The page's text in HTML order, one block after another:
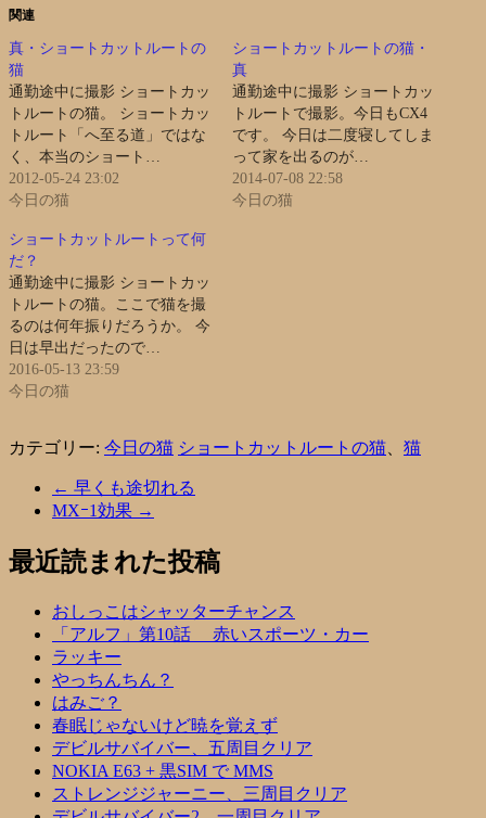
関連
真・ショートカットルートの
猫
通勤途中に撮影 ショートカッ
トルートの猫。 ショートカッ
トルート「へ至る道」ではな
く、本当のショート…
2012-05-24 23:02
今日の猫
ショートカットルートの猫・
真
通勤途中に撮影 ショートカッ
トルートで撮影。今日もCX4
です。 今日は二度寝してしま
って家を出るのが…
2014-07-08 22:58
今日の猫
ショートカットルートって何
だ？
通勤途中に撮影 ショートカッ
トルートの猫。ここで猫を撮
るのは何年振りだろうか。 今
日は早出だったので…
2016-05-13 23:59
今日の猫
カテゴリー: 今日の猫 ショートカットルートの猫 猫
← 早くも途切れる
MXｰ1効果 →
最近読まれた投稿
おしっこはシャッターチャンス
「アルフ」第10話 赤いスポーツ・カー
ラッキー
やっちんちん？
はみご？
春眠じゃないけど暁を覚えず
デビルサバイバー、五周目クリア
NOKIA E63 + 黒SIM で MMS
ストレンジジャーニー、三周目クリア